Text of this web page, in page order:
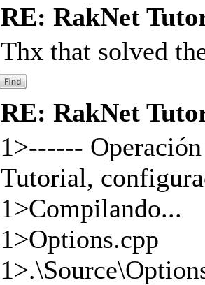
RE: RakNet
Thx that solved
RE: RakNet
1>------
Tutorial,
1>Compilando...
1>Options.cpp